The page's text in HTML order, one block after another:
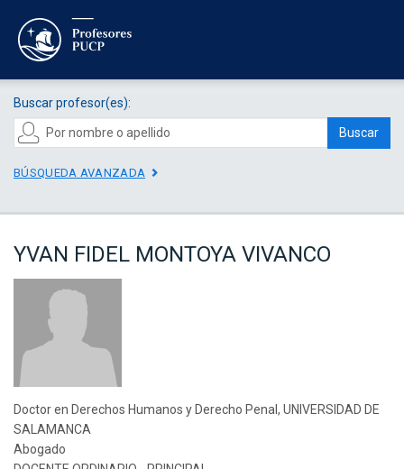
Buscar profesor(es):
Buscar
BÚSQUEDA AVANZADA
YVAN FIDEL MONTOYA VIVANCO
Doctor en Derechos Humanos y Derecho Penal, UNIVERSIDAD DE
SALAMANCA
Abogado